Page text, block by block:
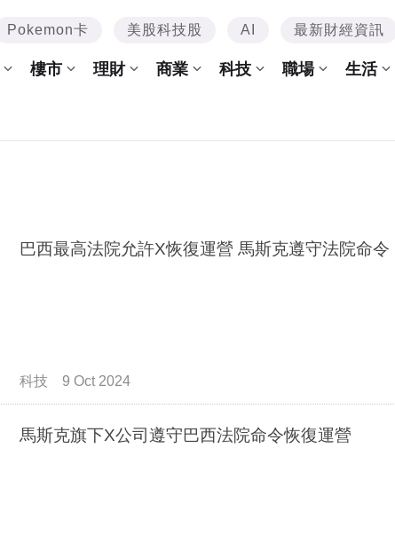
Pokemon卡 美股科技股 AI 最新財經資訊
樓市 理財 商業 科技 職場 生活
巴西最高法院允許X恢復運營 馬斯克遵守法院命令
科技 9 Oct 2024
馬斯克旗下X公司遵守巴西法院命令恢復運營